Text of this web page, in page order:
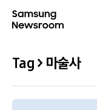
Tag > 마술사